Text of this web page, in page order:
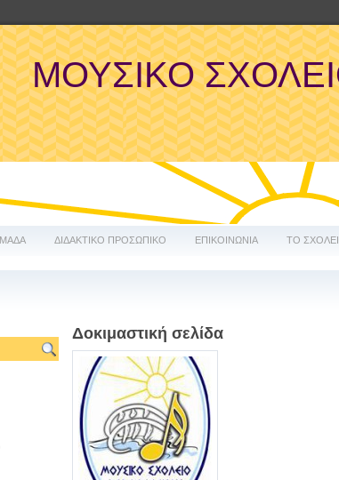
ΜΟΥΣΙΚΟ
ΔΙΔΑΚΤΙΚΟ ΠΡΟΣΩΠΙΚΟ ΕΠΙΚΟΙΝΩΝΙΑ ΤΟ
Δοκιμαστική σελίδα